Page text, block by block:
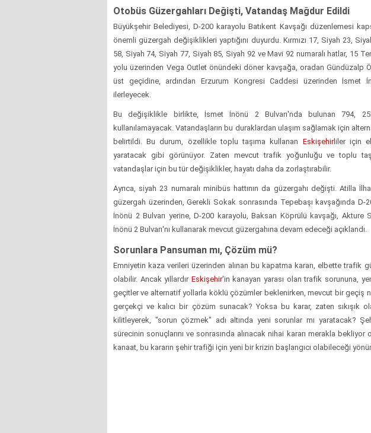
Otobüs Güzergahları Değişti, Vatandaş Mağdur Edildi
Büyükşehir Belediyesi, D-200 karayolu Batıkent Kavşağı düzenlemesi
önemli güzergah değişiklikleri yaptığını duyurdu. Kırmızı 17, Siyah 23,
58, Siyah 74, Siyah 77, Siyah 85, Siyah 92 ve Mavi 92 numaralı hatlar, 15
yolu üzerinden Vega Outlet önündeki döner kavşağa, oradan Gündüzalp
üst geçidine, ardından Erzurum Kongresi Caddesi üzerinden İsmet
ilerleyecek.
Bu değişiklikle birlikte, İsmet İnönü 2 Bulvarı'nda bulunan 794,
kullanılamayacak. Vatandaşların bu duraklardan ulaşım sağlamak için
belirtildi. Bu durum, özellikle toplu taşıma kullanan Eskişehirliler için
yaratacak gibi görünüyor. Zaten mevcut trafik yoğunluğu ve toplu
vatandaşlar için bu tür değişiklikler, hayatı daha da zorlaştırabilir.
Ayrıca, siyah 23 numaralı minibüs hattının da güzergahı değişti. Atilla
güzergah üzerinden, Gerekli Sokak sonrasında Tepebaşı kavşağında D-
İnönü 2 Bulvarı yerine, D-200 karayolu, Baksan Köprülü kavşağı,
İnönü 2 Bulvarı'nı kullanarak mevcut güzergahına devam edeceği açıklandı.
Sorunlara Pansuman mı, Çözüm mü?
Emniyetin kaza verileri üzerinden alınan bu kapatma kararı, elbette trafik
olabilir. Ancak yıllardır Eskişehir'in kanayan yarası olan trafik sorununa,
geçitler ve alternatif yollarla köklü çözümler beklenirken, mevcut bir geçiş
gerçekçi ve kalıcı bir çözüm sunacak? Yoksa bu karar, zaten sıkışık
kilitleyerek, "sorun çözmek" adı altında yeni sorunlar mı yaratacak?
sürecinin sonuçlarını ve sonrasında alınacak nihai kararı merakla
kanaat, bu kararın şehir trafiği için yeni bir krizin başlangıcı olabileceği